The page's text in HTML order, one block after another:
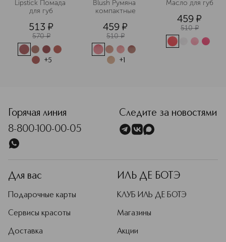
Lipstick Помада
для губ
513 ¤
570 ¤
+5
Blush Румяна
компактные
459 ¤
510 ¤
+1
Масло для губ
459 ¤
510 ¤
Горячая линия
8-800-100-00-05
Следите за новостями
Для вас
Подарочные карты
Сервисы красоты
Доставка
ИЛЬ ДЕ БОТЭ
КЛУБ ИЛЬ ДЕ БОТЭ
Магазины
Акции